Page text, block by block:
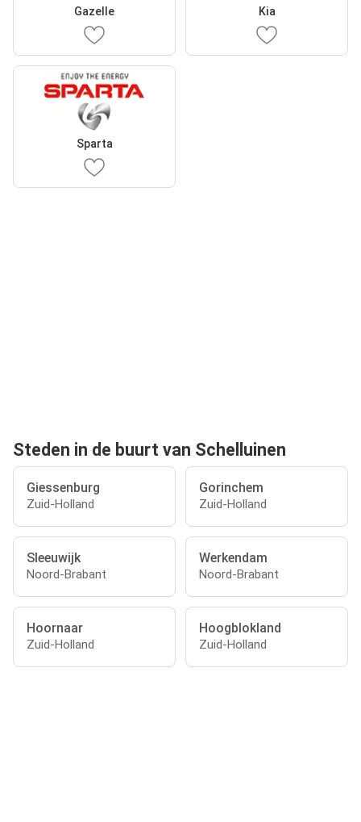
Gazelle Kia
Sparta
Steden in de buurt van Schelluinen
Giessenburg
Zuid-Holland
Gorinchem
Zuid-Holland
Sleeuwijk
Noord-Brabant
Werkendam
Noord-Brabant
Hoornaar
Zuid-Holland
Hoogblokland
Zuid-Holland